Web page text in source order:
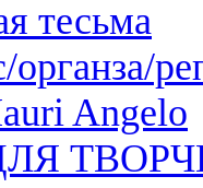
тесьма
органза/
Angelo